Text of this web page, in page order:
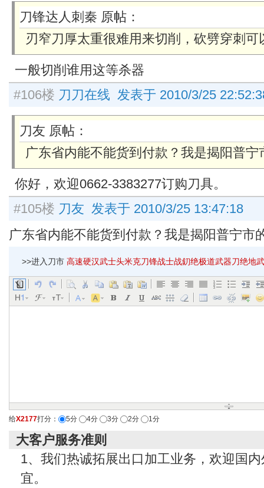
刀锋达人刺秦 原帖：
刃窄刀厚太重很难用来切削，砍劈穿刺可
一般切削谁用这等杀器
#106楼 刀刀在线 发表于 2010/3/25
刀友 原帖：
广东省内能不能货到付款？我是揭阳普宁
你好，欢迎0662-3383277订购刀具。
#105楼 刀友 发表于 2010/3/25 13:47:18
广东省内能不能货到付款？我是揭阳普宁市
>>进入刀市 高速硬汉武士头米克刀锋战士战釖绝极道武器刀绝地
给X2177打分： 5分 4分 3分 2分 1分
大客户服务准则
1、我们热诚拓展出口加工业务，欢迎国
宜。